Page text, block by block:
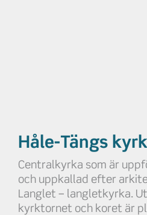
Håle-Tängs
Centralkyrka som är
och uppkallad efter
Langlet – langletkyrka.
kyrktornet och koret är